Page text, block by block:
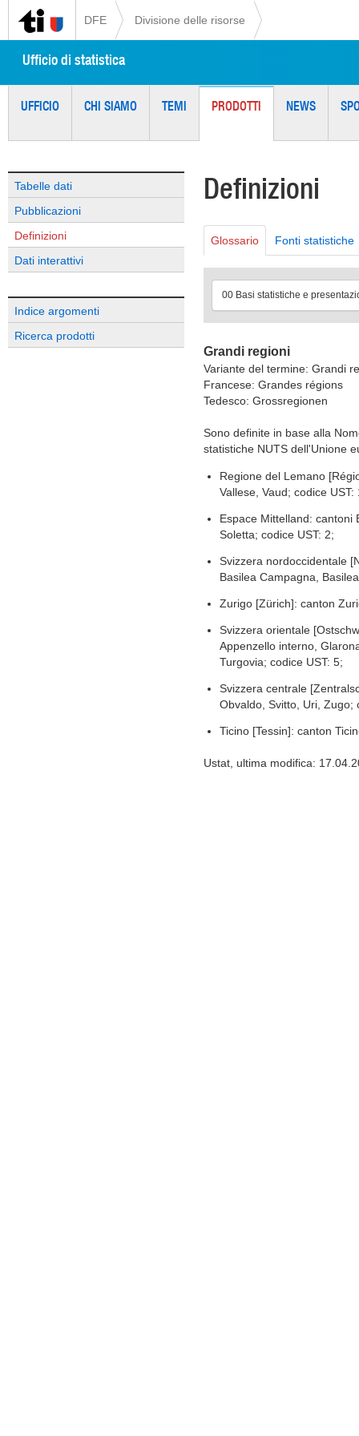
DFE Divisione delle risorse
Ufficio di statistica
UFFICIO CHI SIAMO TEMI PRODOTTI NEWS
Tabelle dati
Pubblicazioni
Definizioni
Dati interattivi
Indice argomenti
Ricerca prodotti
Definizioni
Glossario Fonti statistiche
00 Basi statistiche e
Grandi regioni
Variante del termine: Grandi
Francese: Grandes régions
Tedesco: Grossregionen
Sono definite in base alla
statistiche NUTS dell'Unione
Regione del Lemano
Vallese, Vaud; codice UST:
Espace Mittelland: cantoni
Soletta; codice UST: 2;
Svizzera nordoccidentale
Basilea Campagna,
Zurigo [Zürich]: canton
Svizzera orientale
Appenzello interno,
Turgovia; codice UST: 5;
Svizzera centrale
Obvaldo, Svitto, Uri, Zugo;
Ticino [Tessin]: canton
Ustat, ultima modifica: